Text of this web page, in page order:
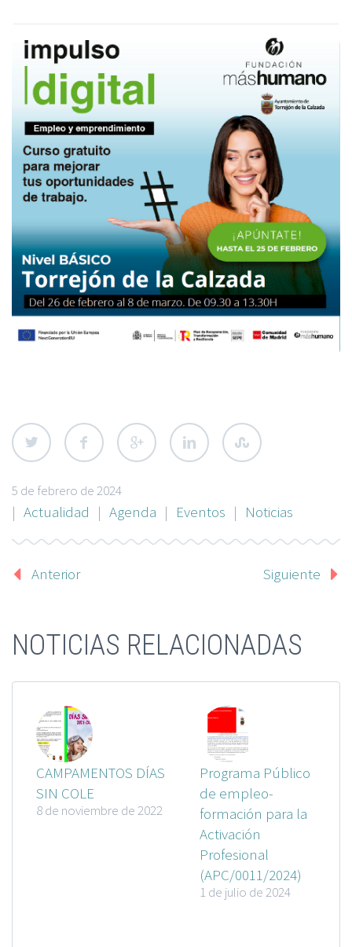
5 de febrero de 2024
| Actualidad | Agenda | Eventos | Noticias
Anterior Siguiente
NOTICIAS RELACIONADAS
CAMPAMENTOS DÍAS
SIN COLE
8 de noviembre de 2022
Programa Público
de empleo-
formación para la
Activación
Profesional
(APC/0011/2024)
1 de julio de 2024